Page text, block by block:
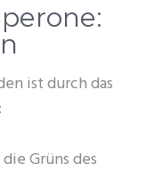
ist durch das
Grüns des